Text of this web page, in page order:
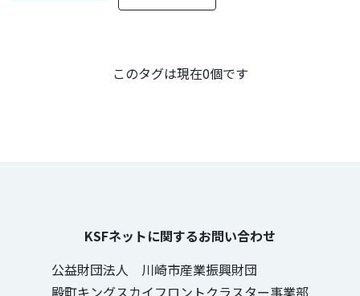
この記事のタグこのタグは現在0個です
KSFネットに関するお問い合わせ
公益財団法人 川崎市産業振興財団
殿町キングスカイフロントクラスター事業部